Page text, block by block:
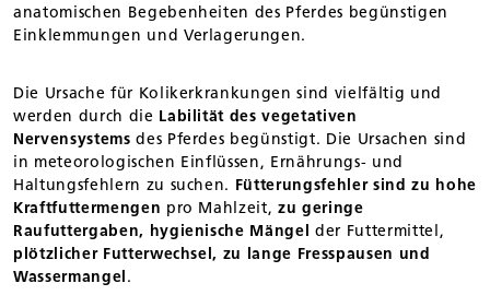
anatomischen Begebenheiten des Pferdes begünstigen
Einklemmungen und Verlagerungen.
Die Ursache für Kolikerkrankungen sind vielfältig und
werden durch die Labilität des vegetativen
Nervensystems des Pferdes begünstigt. Die Ursachen sind
in meteorologischen Einflüssen, Ernährungs- und
Haltungsfehlern zu suchen. Fütterungsfehler sind zu hohe
Kraftfuttermengen pro Mahlzeit,zu geringe
Raufuttergaben, hygienische Mängel der Futtermittel,
plötzlicher Futterwechsel, zu lange Fresspausen und
Wassermangel .